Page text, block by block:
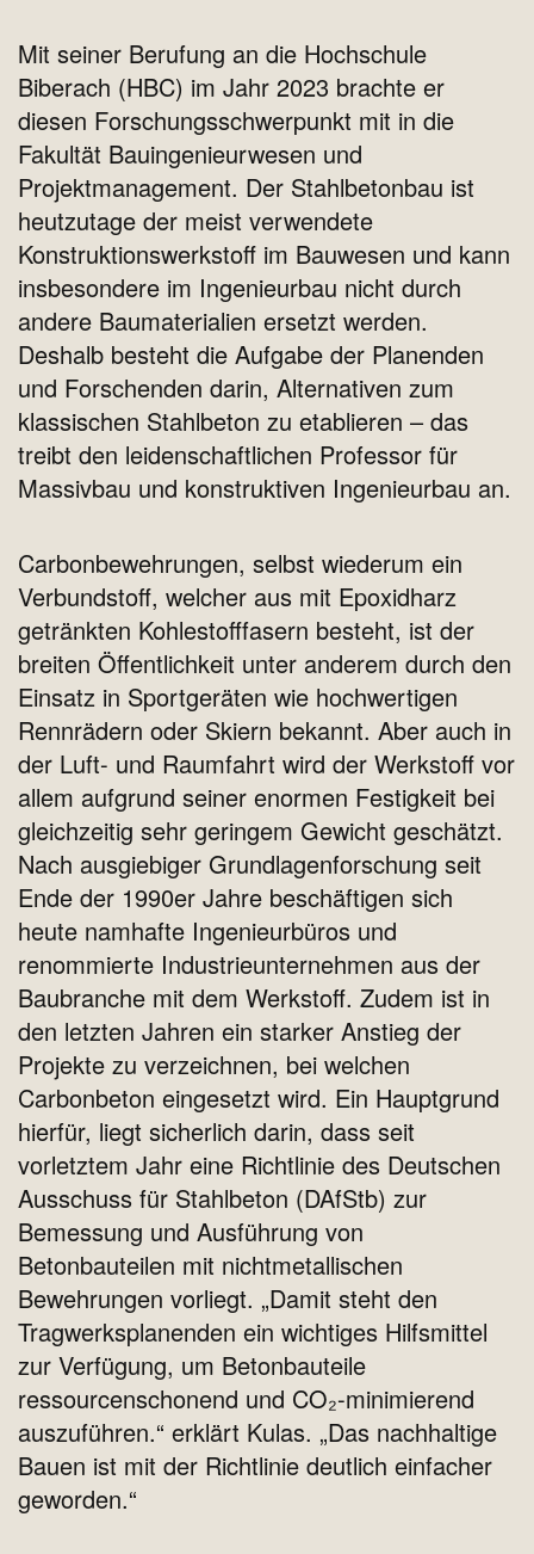
Mit seiner Berufung an die Hochschule
Biberach (HBC) im Jahr 2023 brachte er
diesen Forschungsschwerpunkt mit in die
Fakultät Bauingenieurwesen und
Projektmanagement. Der Stahlbetonbau ist
heutzutage der meist verwendete
Konstruktionswerkstoff im Bauwesen und kann
insbesondere im Ingenieurbau nicht durch
andere Baumaterialien ersetzt werden.
Deshalb besteht die Aufgabe der Planenden
und Forschenden darin, Alternativen zum
klassischen Stahlbeton zu etablieren – das
treibt den leidenschaftlichen Professor für
Massivbau und konstruktiven Ingenieurbau an.
Carbonbewehrungen, selbst wiederum ein
Verbundstoff, welcher aus mit Epoxidharz
getränkten Kohlestofffasern besteht, ist der
breiten Öffentlichkeit unter anderem durch den
Einsatz in Sportgeräten wie hochwertigen
Rennrädern oder Skiern bekannt. Aber auch in
der Luft- und Raumfahrt wird der Werkstoff vor
allem aufgrund seiner enormen Festigkeit bei
gleichzeitig sehr geringem Gewicht geschätzt.
Nach ausgiebiger Grundlagenforschung seit
Ende der 1990er Jahre beschäftigen sich
heute namhafte Ingenieurbüros und
renommierte Industrieunternehmen aus der
Baubranche mit dem Werkstoff. Zudem ist in
den letzten Jahren ein starker Anstieg der
Projekte zu verzeichnen, bei welchen
Carbonbeton eingesetzt wird. Ein Hauptgrund
hierfür, liegt sicherlich darin, dass seit
vorletztem Jahr eine Richtlinie des Deutschen
Ausschuss für Stahlbeton (DAfStb) zur
Bemessung und Ausführung von
Betonbauteilen mit nichtmetallischen
Bewehrungen vorliegt. „Damit steht den
Tragwerksplanenden ein wichtiges Hilfsmittel
zur Verfügung, um Betonbauteile
ressourcenschonend und CO₂-minimierend
auszuführen.“ erklärt Kulas. „Das nachhaltige
Bauen ist mit der Richtlinie deutlich einfacher
geworden.“